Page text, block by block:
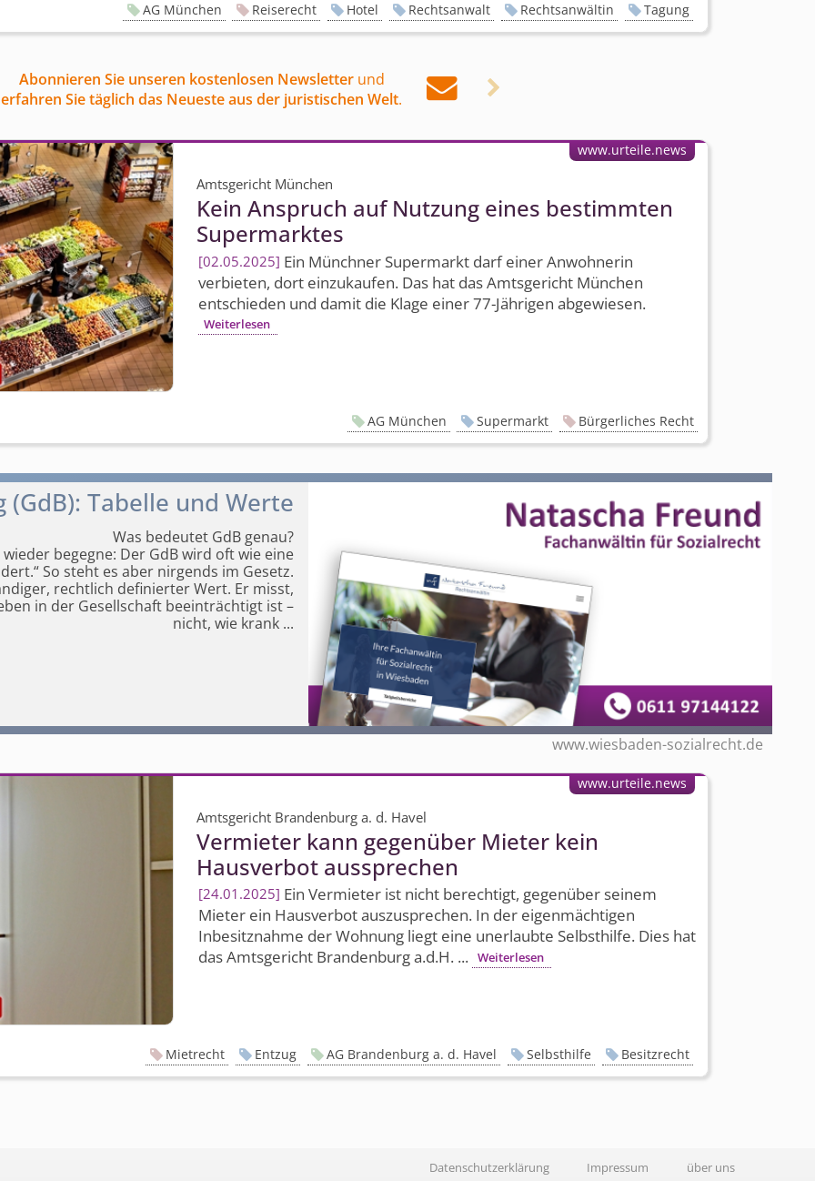
AG München Reiserecht Hotel Rechtsanwalt Rechtsanwältin Tagung
Abonnieren Sie unseren kostenlosen Newsletterund
erfahren Sie täglich das Neueste aus der juristischen Welt.  
Amtsgericht München
Kein Anspruch auf Nutzung eines bestimmten
Supermarktes
02.05.2025 Ein Münchner Supermarkt darf einer Anwohnerin
verbieten, dort einzukaufen. Das hat das Amtsgericht München
entschieden und damit die Klage einer 77-Jährigen abgewiesen.
Weiterlesen
www.urteile.news
AG München Supermarkt Bürgerliches Recht
Tabelle und Werte
Was bedeutet GdB genau?
begegne: Der GdB wird oft wie eine
So steht es aber nirgends im Gesetz.
rechtlich definierter Wert. Er misst,
in der Gesellschaft beeinträchtigt ist –
nicht, wie krank ...
www.wiesbaden-sozialrecht.de
Amtsgericht Brandenburg a. d. Havel
Vermieter kann gegenüber Mieter kein
Hausverbot aussprechen
24.01.2025 Ein Vermieter ist nicht berechtigt, gegenüber seinem
Mieter ein Hausverbot auszusprechen. In der eigenmächtigen
Inbesitznahme der Wohnung liegt eine unerlaubte Selbsthilfe. Dies hat
das Amtsgericht Brandenburg a.d.H. ... Weiterlesen
www.urteile.news
Mietrecht Entzug AG Brandenburg a. d. Havel Selbsthilfe Besitzrecht
Datenschutzerklärung Impressum über uns